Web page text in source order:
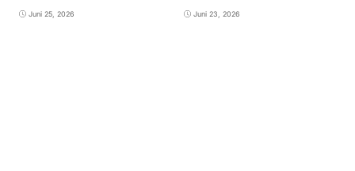
Juni 25, 2026 Juni 23, 2026